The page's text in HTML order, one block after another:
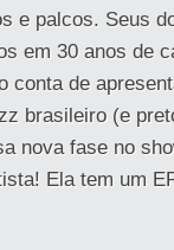
e palcos. Seus
em 30 anos de
conta de
brasileiro (e
nova fase no
Ela tem um